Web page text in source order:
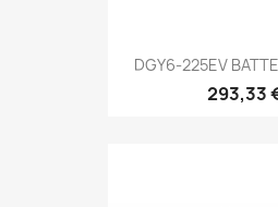
DGY6-225EV
293,33